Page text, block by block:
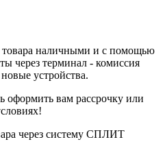
товара наличными и с помощью
через терминал - комиссия
устройства.
вам рассрочку или
через систему СПЛИТ